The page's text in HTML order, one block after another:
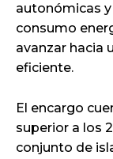
autonómicas
consumo
avanzar hacia
eficiente.
El encargo
superior a los
conjunto de